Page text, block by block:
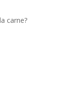
carne?